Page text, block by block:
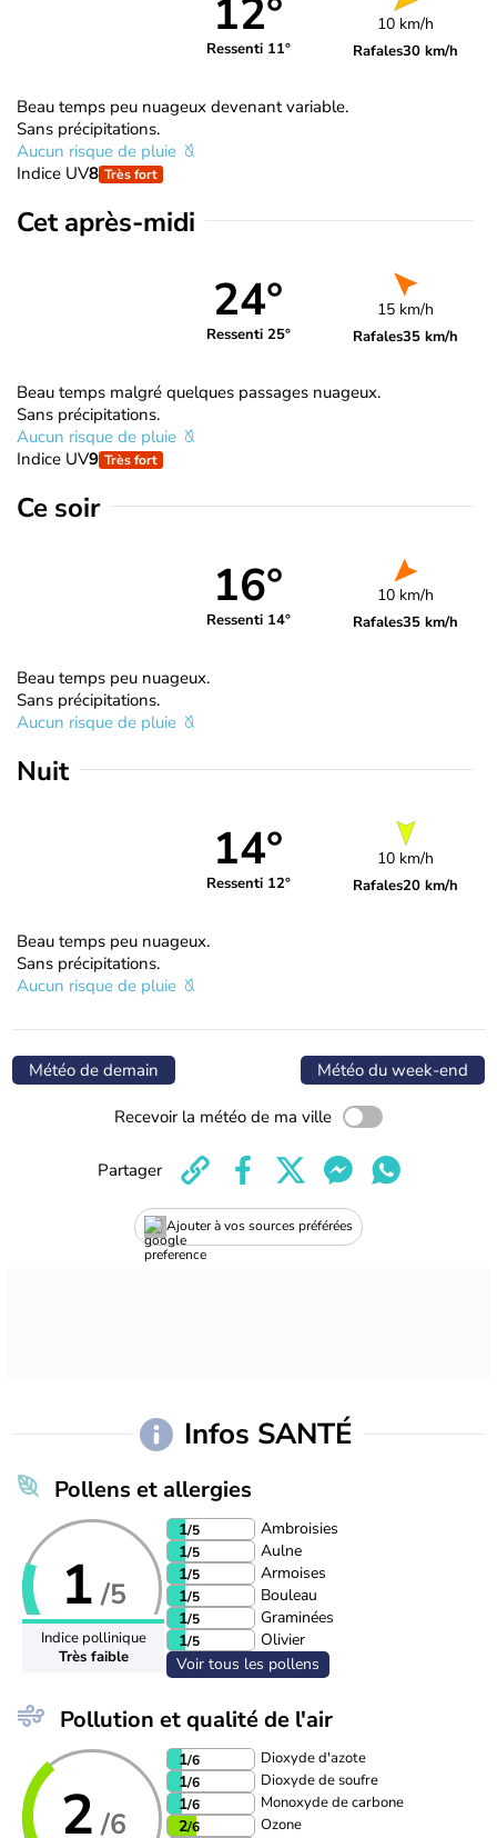
12°
Ressenti 11°
10 km/h
Rafales30 km/h
Beau temps peu nuageux devenant variable.
Sans précipitations.
Aucun risque de pluie
Indice UV8 Très fort
Cet après-midi
24°
Ressenti 25°
15 km/h
Rafales35 km/h
Beau temps malgré quelques passages nuageux.
Sans précipitations.
Aucun risque de pluie
Indice UV9 Très fort
Ce soir
16°
Ressenti 14°
10 km/h
Rafales35 km/h
Beau temps peu nuageux.
Sans précipitations.
Aucun risque de pluie
Nuit
14°
Ressenti 12°
10 km/h
Rafales20 km/h
Beau temps peu nuageux.
Sans précipitations.
Aucun risque de pluie
Météo de demain Météo du week-end
Recevoir la météo de ma ville
Ajouter à vos sources préférées
Partager
Infos SANTÉ
Pollens et allergies
1 /5
Indice pollinique
Très faible
1/5
Ambroisies
1/5
Aulne
1/5
Armoises
1/5
Bouleau
1/5
Graminées
1/5
Olivier
Voir tous les pollens
Pollution et qualité de l'air
2 /6
1/6 Dioxyde d'azote
1/6 Dioxyde de soufre
1/6 Monoxyde de carbone
2/6 Ozone